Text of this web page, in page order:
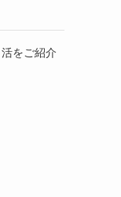
をご紹介